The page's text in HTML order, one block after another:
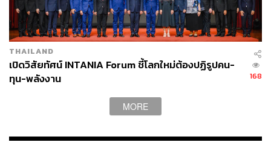
THAILAND
เปิดวิสัยทัศน์ INTANIA Forum ชี้โลกใหม่ต้องปฏิรูปคน-
ทุน-พลังงาน
168
MORE